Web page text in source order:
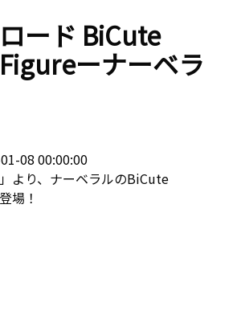
ード BiCute
ーナーベラ
08 00:00:00
より、ナーベラルのBiCute
場！